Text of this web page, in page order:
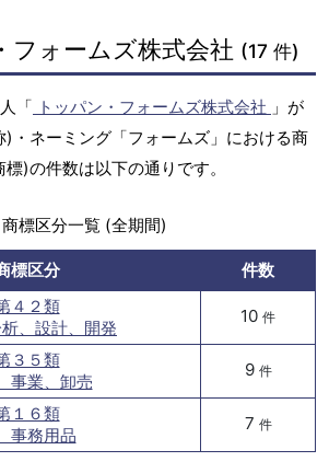
フォームズ株式会社 (17 件)
「 トッパン・フォームズ株式会社 」が
・ネーミング「フォームズ」における商
)の件数は以下の通りです。
商標区分一覧 (全期間)
標区分
件数
４２類
、設計、開発
10 件
３５類
事業、卸売
9 件
１６類
事務用品
7 件